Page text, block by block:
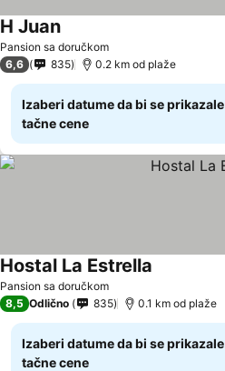
Pansion sa doručkom
H Juan
6,6 835 0.2 km od plaže
Izaberi datume da bi se prikazale
tačne cene
Pansion sa doručkom
Hostal La Estrella
8,5 Odlično 835 0.1 km od plaže
Izaberi datume da bi se prikazale
tačne cene